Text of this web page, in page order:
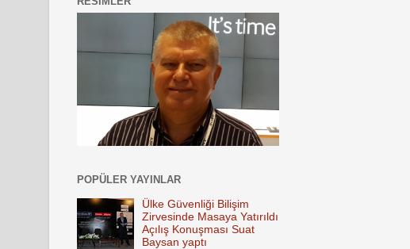
POPÜLER YAYINLAR
Ülke Güvenliği Bilişim
Zirvesinde Masaya Yatırıldı
Açılış Konuşması Suat
Baysan yaptı